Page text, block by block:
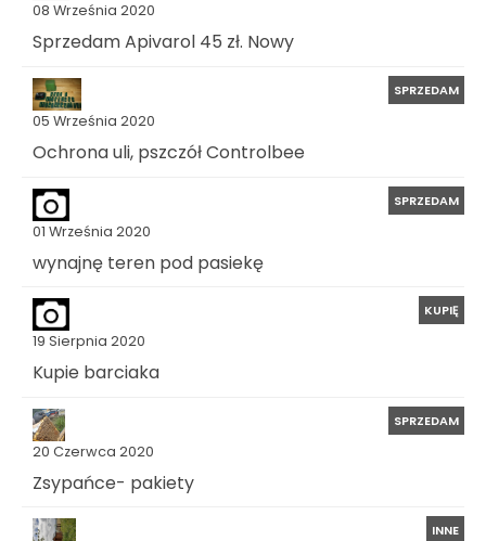
08 Września 2020
Sprzedam Apivarol 45 zł. Nowy
05 Września 2020
SPRZEDAM
Ochrona uli, pszczół Controlbee
01 Września 2020
SPRZEDAM
wynajnę teren pod pasiekę
19 Sierpnia 2020
KUPIĘ
Kupie barciaka
20 Czerwca 2020
SPRZEDAM
Zsypańce- pakiety
INNE